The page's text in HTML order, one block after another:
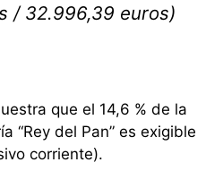
/ 32.996,39 euros)
que el 14,6 % de la
“Rey del Pan” es exigible
corriente).